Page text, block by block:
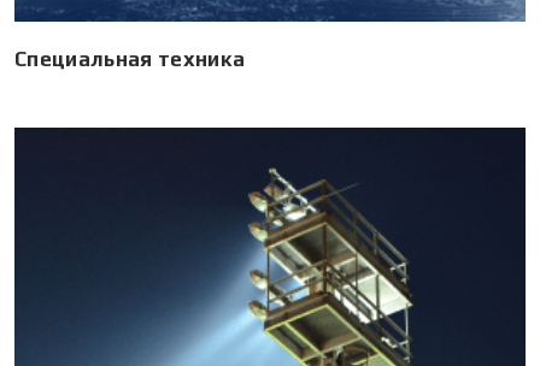
Специальная техника